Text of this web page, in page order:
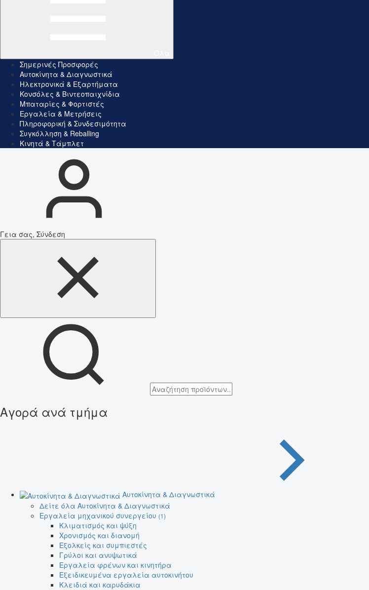
Σημερινές Προσφορές
Αυτοκίνητα & Διαγνωστικά
Ηλεκτρονικά & Εξαρτήματα
Κονσόλες & Βιντεοπαιχνίδια
Μπαταρίες & Φορτιστές
Εργαλεία & Μετρήσεις
Πληροφορική & Συνδεσιμότητα
Συγκόλληση & Reballing
Κινητά & Τάμπλετ
Γεια σας, Σύνδεση
Αγορά ανά τμήμα
Αυτοκίνητα & Διαγνωστικά
Δείτε όλα Αυτοκίνητα & Διαγνωστικά
Εργαλεία μηχανικού συνεργείου (1)
Κλιματισμός και ψύξη
Χρονισμός και διανομή
Εξολκείς και συμπιεστές
Γρύλοι και ανυψωτικά
Εργαλεία φρένων και κινητήρα
Εξειδικευμένα εργαλεία αυτοκινήτου
Κλειδιά και καρυδάκια